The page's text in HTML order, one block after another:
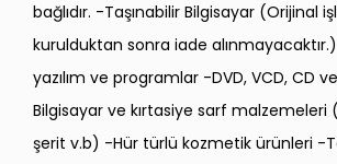
bağlıdır. -Taşınabilir Bilgisayar (Orijinal
kurulduktan sonra iade
yazılım ve programlar -DVD, VCD, CD
Bilgisayar ve kırtasiye sarf malzemeleri
şerit v.b) -Hür türlü kozmetik ürünleri -